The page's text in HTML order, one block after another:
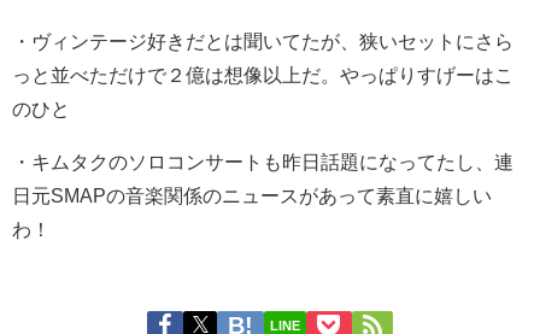
・ヴィンテージ好きだとは聞いてたが、狭いセットにさら
っと並べただけで２億は想像以上だ。やっぱりすげーはこ
のひと
・キムタクのソロコンサートも昨日話題になってたし、連
日元SMAPの音楽関係のニュースがあって素直に嬉しい
わ！
LINE